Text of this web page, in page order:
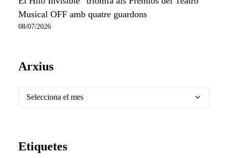
Musical OFF amb quatre guardons
08/07/2026
Arxius
Arxius
Etiquetes